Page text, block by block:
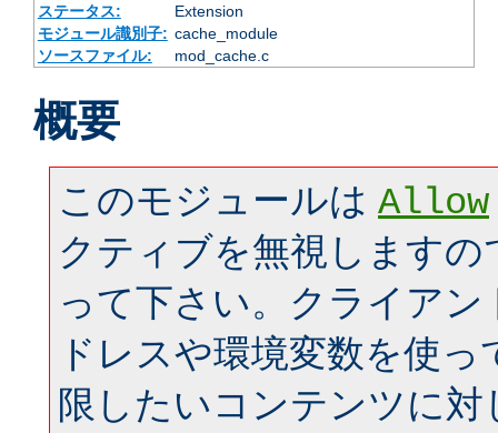
ステータス:
Extension
モジュール識別子: cache_module
ソースファイル:
mod_cache.c
概要
このモジュールは Allow
クティブを無視しますの
って下さい。クライア
ドレスや環境変数を使
限したいコンテンツに